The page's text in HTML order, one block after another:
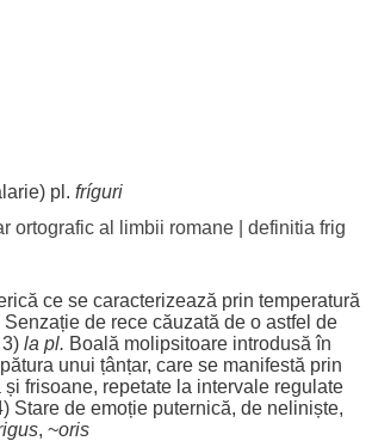
) pl. fríguri
ortografic al limbii romane| definitia frig
ce se caracterizează prin temperatură
Senzațiede rece căuzată de o astfel de
3)la pl. Boală molipsitoare introdusă în
unui țânțar, care se manifestă prin
și frisoane, repetatela intervale regulate
Starede emoție puternică, de neliniște,
, ~oris